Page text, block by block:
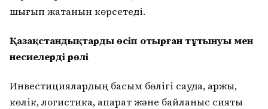
шығып жатқанын көрсетеді.
Қазақстандықтардың өсіп отырған тұтынуы мен
несиелердің рөлі
Инвестициялардың басым бөлігі сауда, қаржы,
көлік, логистика, ақпарат және байланыс сияқты